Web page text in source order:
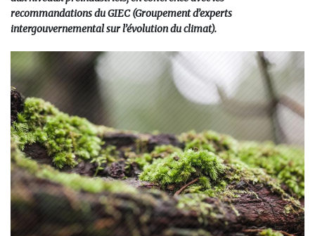
recommandations du GIEC (Groupement d’experts
intergouvernemental sur l’évolution du climat).